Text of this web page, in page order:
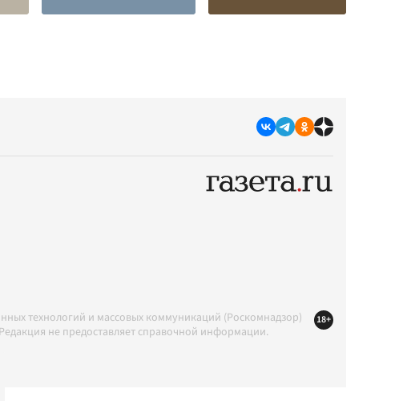
технологий и массовых коммуникаций (Роскомнадзор)
не предоставляет справочной информации.
18+